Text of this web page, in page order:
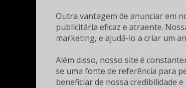
Outra vantagem de anunciar em
publicitária eficaz e atraente.
marketing, e ajudá-lo a criar um
Além disso, nosso site é
se uma fonte de referência para
beneficiar de nossa credibilidade